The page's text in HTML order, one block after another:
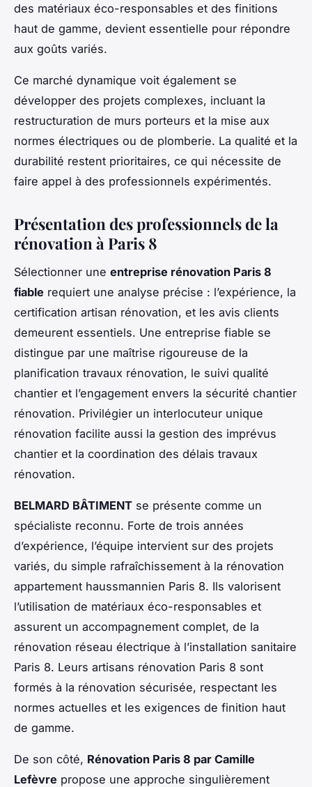
des matériaux éco-responsables et des finitions
haut de gamme, devient essentielle pour répondre
aux goûts variés.
Ce marché dynamique voit également se
développer des projets complexes, incluant la
restructuration de murs porteurs et la mise aux
normes électriques ou de plomberie. La qualité et la
durabilité restent prioritaires, ce qui nécessite de
faire appel à des professionnels expérimentés.
Présentation des professionnels de la
rénovation à Paris 8
Sélectionner une entreprise rénovation Paris 8
fiable requiert une analyse précise : l’expérience, la
certification artisan rénovation, et les avis clients
demeurent essentiels. Une entreprise fiable se
distingue par une maîtrise rigoureuse de la
planification travaux rénovation, le suivi qualité
chantier et l’engagement envers la sécurité chantier
rénovation. Privilégier un interlocuteur unique
rénovation facilite aussi la gestion des imprévus
chantier et la coordination des délais travaux
rénovation.
BELMARD BÂTIMENT se présente comme un
spécialiste reconnu. Forte de trois années
d’expérience, l’équipe intervient sur des projets
variés, du simple rafraîchissement à la rénovation
appartement haussmannien Paris 8. Ils valorisent
l’utilisation de matériaux éco-responsables et
assurent un accompagnement complet, de la
rénovation réseau électrique à l’installation sanitaire
Paris 8. Leurs artisans rénovation Paris 8 sont
formés à la rénovation sécurisée, respectant les
normes actuelles et les exigences de finition haut
de gamme.
De son côté, Rénovation Paris 8 par Camille
Lefèvre propose une approche singulièrement